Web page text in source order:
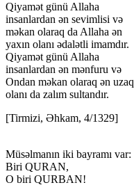
Qiyamət günü Allaha
insanlardan ən sevimlisi və
məkan olaraq da Allaha ən
yaxın olanı ədalətli imamdır.
Qiyamət günü Allaha
insanlardan ən mənfuru və
Ondan məkan olaraq ən uzaq
olanı da zalım sultandır.
[Tirmizi, Əhkam, 4/1329]
Müsəlmanın iki bayramı var:
Biri QURAN,
O biri QURBAN!